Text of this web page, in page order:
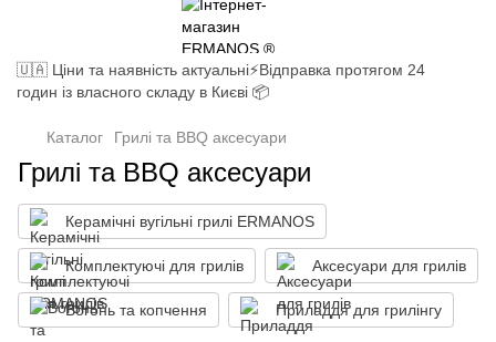
🇺🇦 Ціни та наявність актуальні⚡Відправка протягом 24
годин із власного складу в Києві 📦
Каталог Грилі та BBQ аксесуари
Грилі та BBQ аксесуари
Керамічні вугільні грилі ERMANOS
Комплектуючі для грилів Аксесуари для грилів
Вогонь та копчення Приладдя для грилінгу